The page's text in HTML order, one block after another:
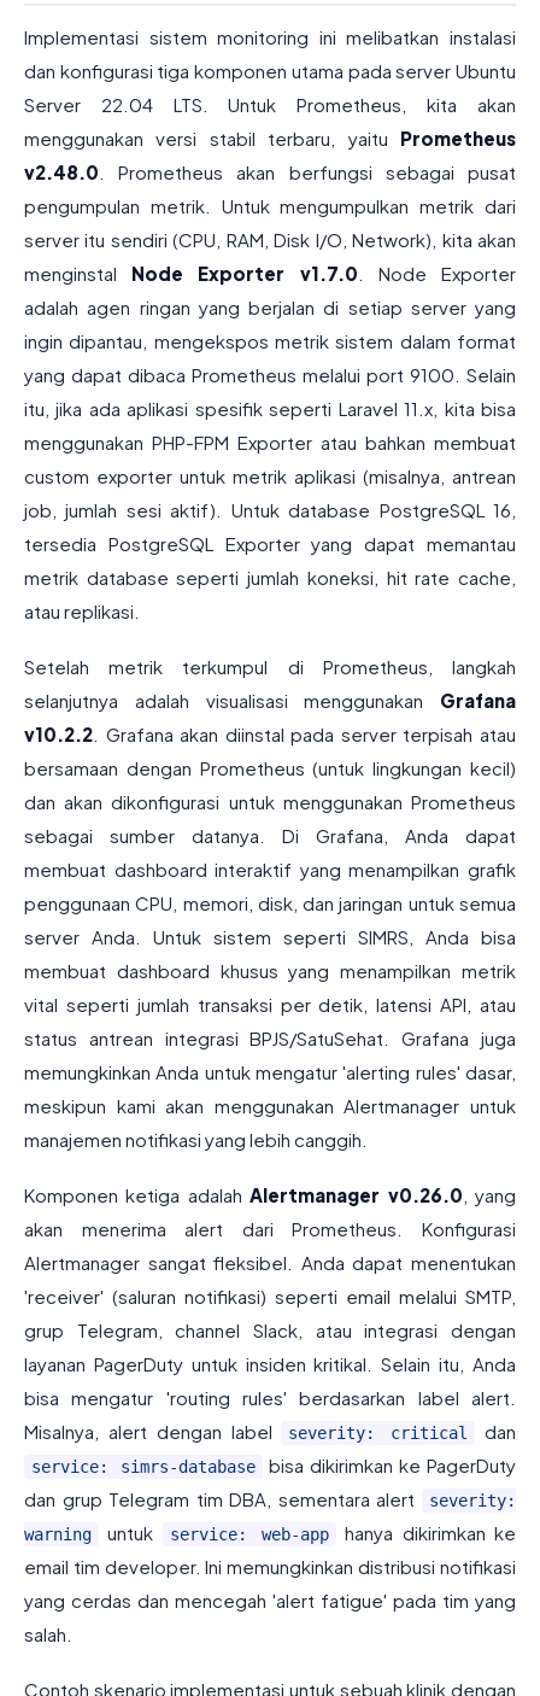
Implementasi sistem monitoring ini melibatkan instalasi
dan konfigurasi tiga komponen utama pada server Ubuntu
Server 22.04 LTS. Untuk Prometheus, kita akan
menggunakan versi stabil terbaru, yaitu Prometheus
v2.48.0 . Prometheus akan berfungsi sebagai pusat
pengumpulan metrik. Untuk mengumpulkan metrik dari
server itu sendiri (CPU, RAM, Disk I/O, Network), kita akan
menginstal Node Exporter v1.7.0 . Node Exporter
adalah agen ringan yang berjalan di setiap server yang
ingin dipantau, mengekspos metrik sistem dalam format
yang dapat dibaca Prometheus melalui port 9100. Selain
itu, jika ada aplikasi spesifik seperti Laravel 11.x, kita bisa
menggunakan PHP-FPM Exporter atau bahkan membuat
custom exporter untuk metrik aplikasi (misalnya, antrean
job, jumlah sesi aktif). Untuk database PostgreSQL 16,
tersedia PostgreSQL Exporter yang dapat memantau
metrik database seperti jumlah koneksi, hit rate cache,
atau replikasi.
Setelah metrik terkumpul di Prometheus, langkah
selanjutnya adalah visualisasi menggunakan Grafana
v10.2.2 . Grafana akan diinstal pada server terpisah atau
bersamaan dengan Prometheus (untuk lingkungan kecil)
dan akan dikonfigurasi untuk menggunakan Prometheus
sebagai sumber datanya. Di Grafana, Anda dapat
membuat dashboard interaktif yang menampilkan grafik
penggunaan CPU, memori, disk, dan jaringan untuk semua
server Anda. Untuk sistem seperti SIMRS, Anda bisa
membuat dashboard khusus yang menampilkan metrik
vital seperti jumlah transaksi per detik, latensi API, atau
status antrean integrasi BPJS/SatuSehat. Grafana juga
memungkinkan Anda untuk mengatur 'alerting rules' dasar,
meskipun kami akan menggunakan Alertmanager untuk
manajemen notifikasi yang lebih canggih.
Komponen ketiga adalahAlertmanager v0.26.0 , yang
akan menerima alert dari Prometheus. Konfigurasi
Alertmanager sangat fleksibel. Anda dapat menentukan
'receiver' (saluran notifikasi) seperti email melalui SMTP,
grup Telegram, channel Slack, atau integrasi dengan
layanan PagerDuty untuk insiden kritikal. Selain itu, Anda
bisa mengatur 'routing rules' berdasarkan label alert.
Misalnya, alert dengan label
severity: critical dan
service: simrs-database
bisa dikirimkan ke PagerDuty
dan grup Telegram tim DBA, sementara alert
severity:
warning
untuk service: web-app
hanya dikirimkan ke
email tim developer. Ini memungkinkan distribusi notifikasi
yang cerdas dan mencegah 'alert fatigue' pada tim yang
salah.
Contoh skenario implementasi untuk sebuah klinik dengan